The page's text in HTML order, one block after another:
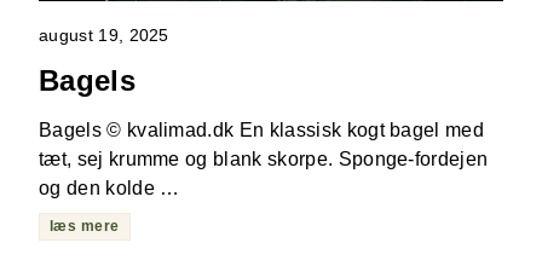
august 19, 2025
Bagels
Bagels © kvalimad.dk En klassisk kogt bagel med
tæt, sej krumme og blank skorpe. Sponge-fordejen
og den kolde …
læs mere